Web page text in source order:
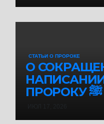
СТАТЬИ О ПРОРОКЕ
О
ПРОРОКУ ﷺ